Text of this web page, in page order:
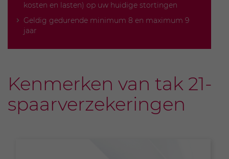
kosten en lasten) op uw huidige stortingen
Geldig gedurende minimum 8 en maximum 9
jaar
Kenmerken van tak 21-
spaarverzekeringen